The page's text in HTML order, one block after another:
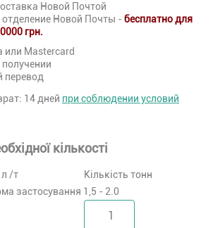
Новой Почтой
Новой Почты - бесплатно для
грн.
или Mastercard
перевод
14 дней при соблюдении условий
кількості
/т
Кількість тонн
застосування 1,5 - 2.0